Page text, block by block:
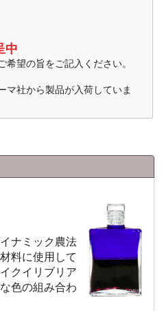
中
望の旨をご記入ください。
マ社から製品が入荷していま
ナミック農法
料に使用して
クイリブリア
色の組み合わ